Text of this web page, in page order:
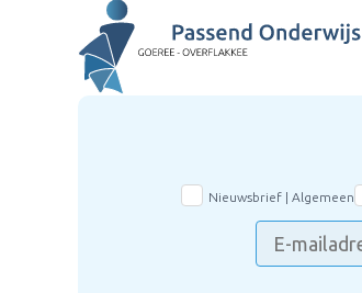
Nieuwsbrief | Algemeen